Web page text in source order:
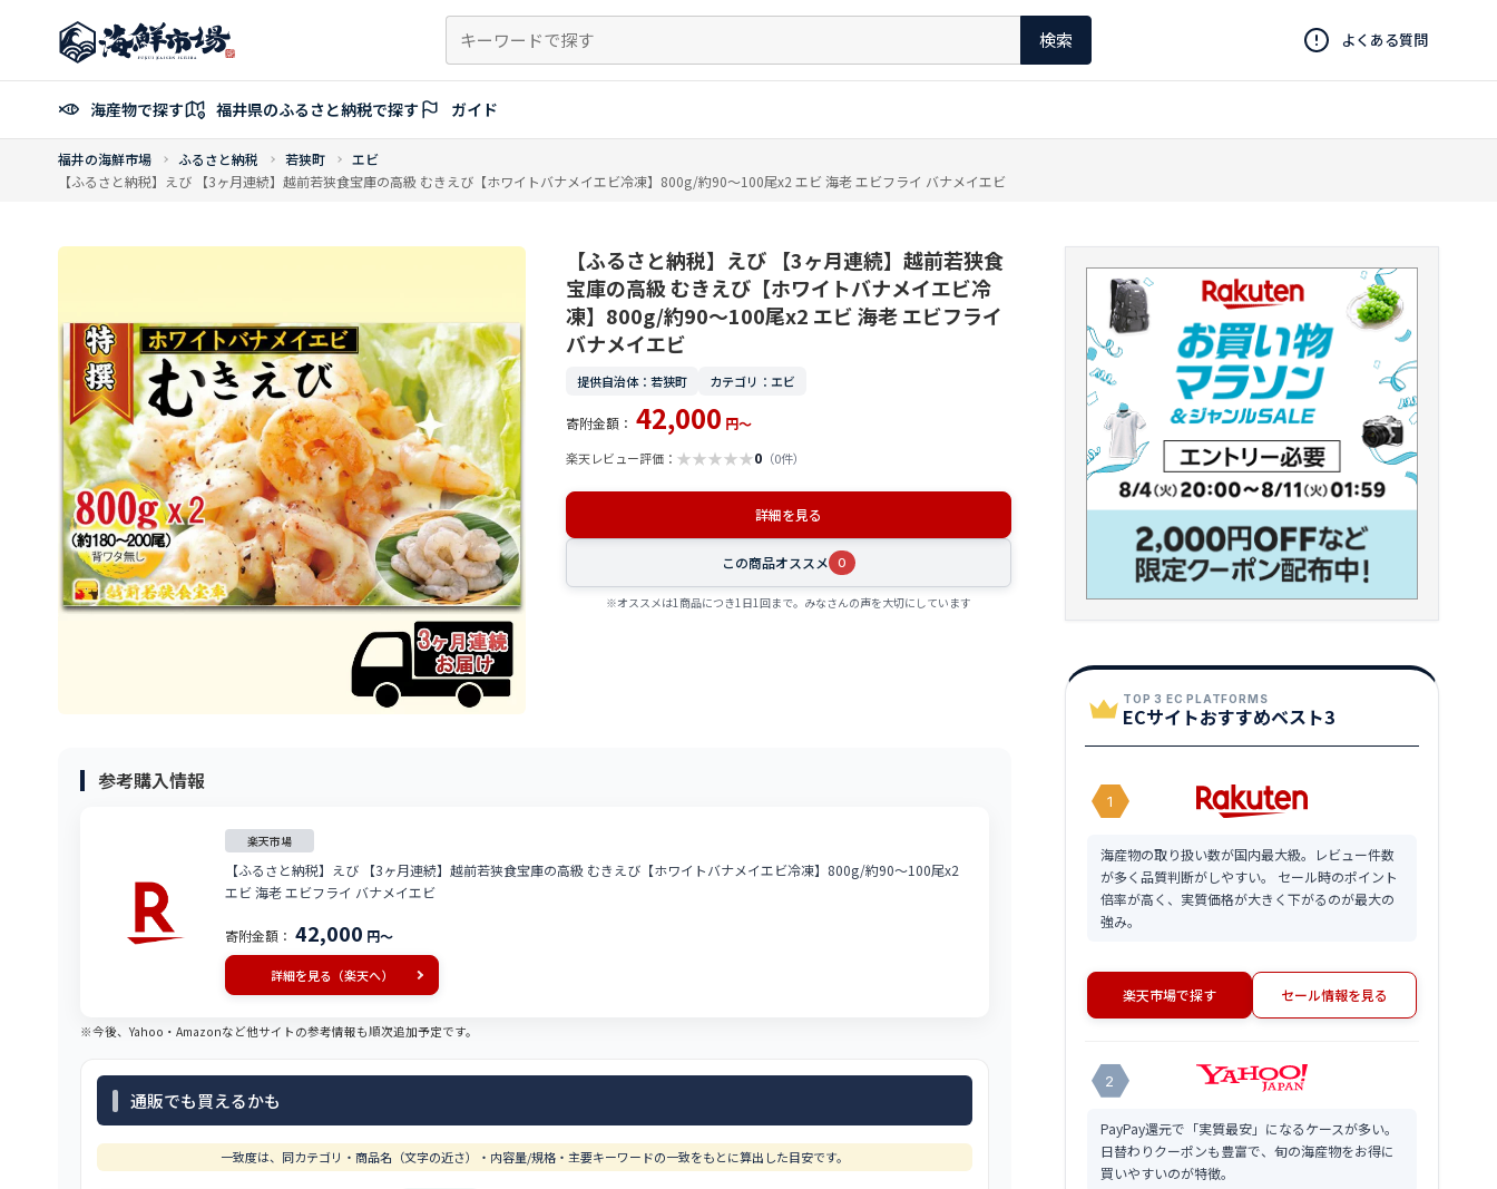
ン
へ
検索 よくある質問
海産物で探す 福井県のふるさと納税で探す ガイド
福井の海鮮市場 ふるさと納税 若狭町
エビ
【ふるさと納税】えび 【3ヶ月連続】越前若狭食宝庫の高級 むきえび【ホワイトバナメイエビ冷凍】800g/約90～100尾x2 エビ 海老 エビフライ バナメイエビ
【ふるさと納税】えび 【3ヶ月連続】越前若狭食
宝庫の高級 むきえび【ホワイトバナメイエビ冷
凍】800g/約90～100尾x2 エビ 海老 エビフライ
バナメイエビ
提供自治体：若狭町 カテゴリ：エビ
寄附金額： 42,000 円～
楽天レビュー評価： ★★★★★0 （0件）
詳細を見る
この商品オススメ 0
※オススメは1商品につき1日1回まで。みなさんの声を大切にしています
参考購入情報
楽天市場
【ふるさと納税】えび 【3ヶ月連続】越前若狭食宝庫の高級 むきえび【ホワイトバナメイエビ冷凍】800g/約90～100尾x2
エビ 海老 エビフライ バナメイエビ
寄附金額： 42,000 円～
詳細を見る（楽天へ）
※今後、Yahoo・Amazonなど他サイトの参考情報も順次追加予定です。
通販でも買えるかも
一致度は、同カテゴリ・商品名（文字の近さ）・内容量/規格・主要キーワードの一致をもとに算出した目安です。
TOP 3 EC PLATFORMS
ECサイトおすすめベスト3
1
海産物の取り扱い数が国内最大級。レビュー件数
が多く品質判断がしやすい。 セール時のポイント
倍率が高く、実質価格が大きく下がるのが最大の
強み。
楽天市場で探す セール情報を見る
2
PayPay還元で「実質最安」になるケースが多い。
日替わりクーポンも豊富で、旬の海産物をお得に
買いやすいのが特徴。